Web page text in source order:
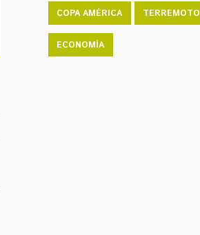
COPA AMÉRICA TERREMOTO
ECONOMÍA